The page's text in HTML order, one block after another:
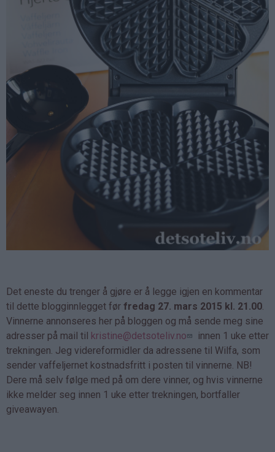
Det eneste du trenger å gjøre er å legge igjen en kommentar
til dette blogginnlegget før fredag 27. mars 2015 kl. 21.00.
Vinnerne annonseres her på bloggen og må sende meg sine
adresser på mail til kristine@detsoteliv.no
innen 1 uke etter
trekningen. Jeg videreformidler da adressene til Wilfa, som
sender vaffeljernet kostnadsfritt i posten til vinnerne. NB!
Dere må selv følge med på om dere vinner, og hvis vinnerne
ikke melder seg innen 1 uke etter trekningen, bortfaller
giveawayen.